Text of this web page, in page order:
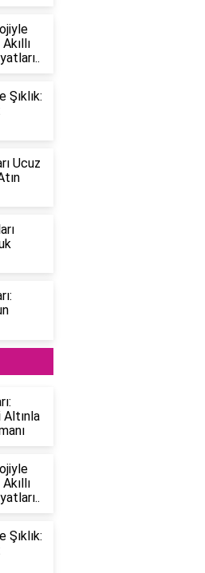
Şıklık:
Ucuz
Altınla
Şıklık: